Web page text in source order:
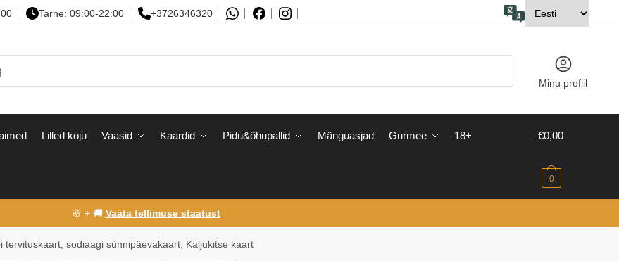
Tarne: 09:00-22:00 +3726346320
Minu profiil
Lilled koju Vaasid Kaardid Pidu&õhupallid Mänguasjad Gurmee 18+ €0,00
0
🌸 + 🚚 Vaata tellimuse staatust
tervituskaart, sodiaagi sünnipäevakaart, Kaljukitse kaart